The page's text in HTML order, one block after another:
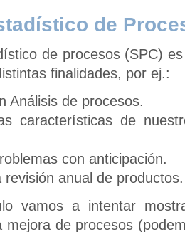
de
de procesos (SPC)
finalidades, por ej.:
Análisis de procesos.
características de
con anticipación.
revisión anual de productos.
vamos a intentar
mejora de procesos